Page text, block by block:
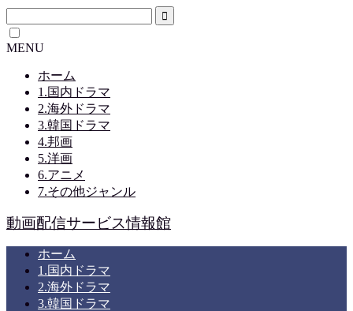
MENU
ホーム
1.国内ドラマ
2.海外ドラマ
3.韓国ドラマ
4.邦画
5.洋画
6.アニメ
7.その他ジャンル
動画配信サービス情報館
ホーム
1.国内ドラマ
2.海外ドラマ
3.韓国ドラマ